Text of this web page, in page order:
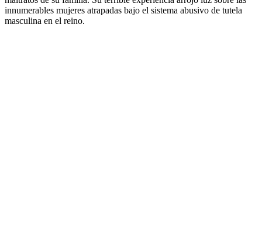
innumerables mujeres atrapadas bajo el sistema abusivo de tutela
masculina en el reino.